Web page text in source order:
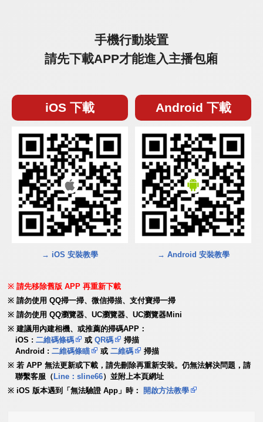
手機行動裝置
請先下載APP才能進入主播包廂
iOS 下載
→ iOS 安裝教學
Android 下載
→ Android 安裝教學
請先移除舊版 APP 再重新下載
請勿使用 QQ掃一掃、微信掃描、支付寶掃一掃
請勿使用 QQ瀏覽器、UC瀏覽器、UC瀏覽器Mini
建議用內建相機、或推薦的掃碼APP：
iOS :二維碼條碼 或QR碼
掃描
Android :二維碼條瞄 或二維碼
掃描
若 APP 無法更新或下載，請先刪除再重新安裝。仍無法解決問題，請
聯繫客服（ Line：sline66）並附上本頁網址
iOS 版本遇到「無法驗證 App」時：
開啟方法教學